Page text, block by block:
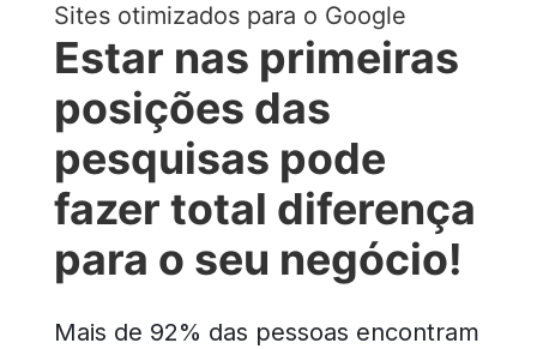
Sites otimizados para o Google
Estar nas primeiras
posições das
pesquisas pode
fazer total diferença
para o seu negócio!
Mais de 92% das pessoas encontram